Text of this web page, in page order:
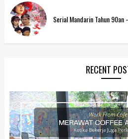
Serial Mandarin Tahun
RECENT